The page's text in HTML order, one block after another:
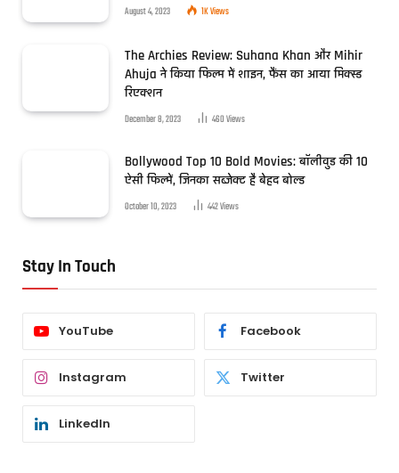
August 4, 2023 1KViews
The Archies Review: Suhana Khan और Mihir
Ahuja ने किया फिल्म में शाइन, फैंस का आया मिक्स्ड
रिएक्शन
December 8, 2023 460Views
Bollywood Top 10 Bold Movies: बॉलीवुड की 10
ऐसी फिल्में, जिनका सब्जेक्ट है बेहद बोल्ड
October 10, 2023 442Views
Stay In Touch
YouTube Facebook
Instagram Twitter
LinkedIn